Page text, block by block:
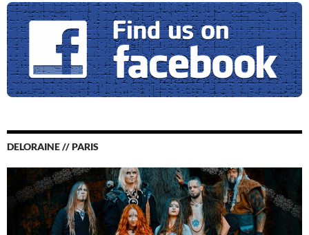
DELORAINE // PARIS